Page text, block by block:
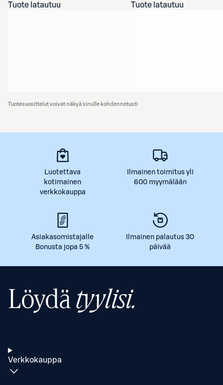
Tuote latautuu
Tuote latautuu
Tuotesuosittelut voivat näkyä sinulle kohdennetusti
Luotettava
kotimainen
verkkokauppa
Ilmainen toimitus yli
600 myymälään
Asiakasomistajalle
Bonusta jopa 5 %
Ilmainen palautus 30
päivää
Löydätyylisi.
Verkkokauppa